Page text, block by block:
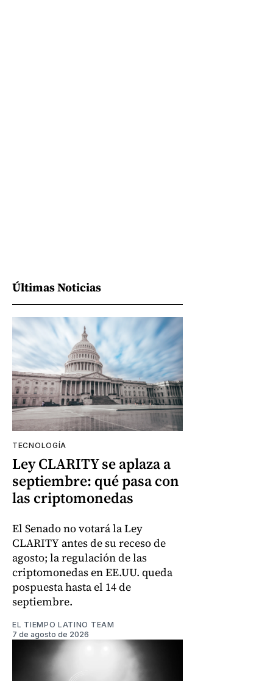
Últimas Noticias
TECNOLOGÍA
Ley CLARITY se aplaza a
septiembre: qué pasa con
las criptomonedas
El Senado no votará la Ley
CLARITY antes de su receso de
agosto; la regulación de las
criptomonedas en EE.UU. queda
pospuesta hasta el 14 de
septiembre.
EL TIEMPO LATINO TEAM
7 de agosto de 2026